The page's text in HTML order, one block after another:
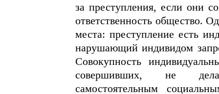
за преступления, если они
ответственность общество.
места: преступление есть
нарушающий индивидом
Совокупность
совершивших, не
самостоятельным